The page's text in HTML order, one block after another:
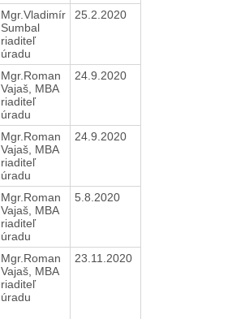
Mgr.Vladimír
Sumbal
riaditeľ
úradu
25.2.2020
Mgr.Roman
Vajaš, MBA
riaditeľ
úradu
24.9.2020
Mgr.Roman
Vajaš, MBA
riaditeľ
úradu
24.9.2020
Mgr.Roman
Vajaš, MBA
riaditeľ
úradu
5.8.2020
Mgr.Roman
Vajaš, MBA
riaditeľ
úradu
23.11.2020